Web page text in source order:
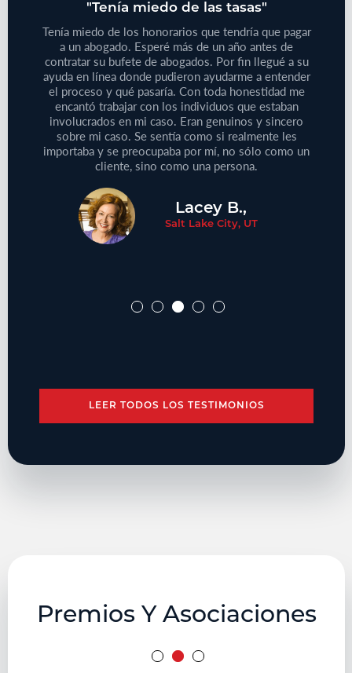
"Tenía miedo de las tasas"
Tenía miedo de los honorarios que tendría que pagar
a un abogado. Esperé más de un año antes de
contratar su bufete de abogados. Por fin llegué a su
ayuda en línea donde pudieron ayudarme a entender
el proceso y qué pasaría. Con toda honestidad me
encantó trabajar con los individuos que estaban
involucrados en mi caso. Eran genuinos y sincero
sobre mi caso. Se sentía como si realmente les
importaba y se preocupaba por mí, no sólo como un
cliente, sino como una persona.
Lacey B.,
Salt Lake City, UT
LEER TODOS LOS TESTIMONIOS
Premios Y Asociaciones